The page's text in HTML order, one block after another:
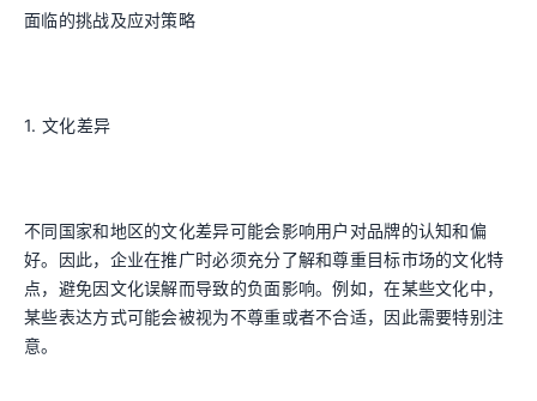
面临的挑战及应对策略
1. 文化差异
不同国家和地区的文化差异可能会影响用户对品牌的认知和偏
好。因此，企业在推广时必须充分了解和尊重目标市场的文化特
点，避免因文化误解而导致的负面影响。例如，在某些文化中，
某些表达方式可能会被视为不尊重或者不合适，因此需要特别注
意。